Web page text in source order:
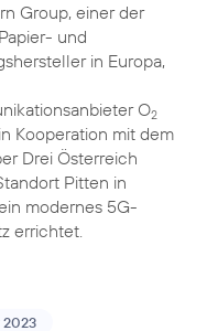
Group, einer der
und
in Europa,
O2
Kooperation mit dem
Drei Österreich
Pitten in
modernes 5G-
errichtet.
2023